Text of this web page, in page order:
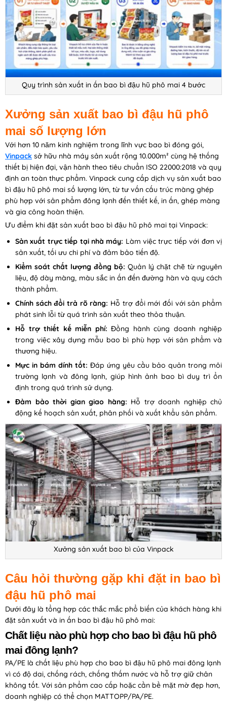
Quy trình sản xuất in ấn bao bì đậu hũ phô mai 4 bước
Xưởng sản xuất bao bì đậu hũ phô
mai số lượng lớn
Với hơn 10 năm kinh nghiệm trong lĩnh vực bao bì đóng gói,
Vinpack sở hữu nhà máy sản xuất rộng 10.000m² cùng hệ thống
thiết bị hiện đại, vận hành theo tiêu chuẩn ISO 22000:2018 và quy
định an toàn thực phẩm. Vinpack cung cấp dịch vụ sản xuất bao
bì đậu hũ phô mai số lượng lớn, từ tư vấn cấu trúc màng ghép
phù hợp với sản phẩm đông lạnh đến thiết kế, in ấn, ghép màng
và gia công hoàn thiện.
Ưu điểm khi đặt sản xuất bao bì đậu hũ phô mai tại Vinpack:
Sản xuất trực tiếp tại nhà máy: Làm việc trực tiếp với đơn vị
sản xuất, tối ưu chi phí và đảm bảo tiến độ.
Kiểm soát chất lượng đồng bộ: Quản lý chặt chẽ từ nguyên
liệu, độ dày màng, màu sắc in ấn đến đường hàn và quy cách
thành phẩm.
Chính sách đổi trả rõ ràng: Hỗ trợ đổi mới đối với sản phẩm
phát sinh lỗi từ quá trình sản xuất theo thỏa thuận.
Hỗ trợ thiết kế miễn phí: Đồng hành cùng doanh nghiệp
trong việc xây dựng mẫu bao bì phù hợp với sản phẩm và
thương hiệu.
Mực in bám dính tốt: Đáp ứng yêu cầu bảo quản trong môi
trường lạnh và đông lạnh, giúp hình ảnh bao bì duy trì ổn
định trong quá trình sử dụng.
Đảm bảo thời gian giao hàng: Hỗ trợ doanh nghiệp chủ
động kế hoạch sản xuất, phân phối và xuất khẩu sản phẩm.
Xưởng sản xuất bao bì của Vinpack
Câu hỏi thường gặp khi đặt in bao bì
đậu hũ phô mai
Dưới đây là tổng hợp các thắc mắc phổ biến của khách hàng khi
đặt sản xuất và in ấn bao bì đậu hũ phô mai:
Chất liệu nào phù hợp cho bao bì đậu hũ phô
mai đông lạnh?
PA/PE là chất liệu phù hợp cho bao bì đậu hũ phô mai đông lạnh
vì có độ dai, chống rách, chống thấm nước và hỗ trợ giữ chân
không tốt. Với sản phẩm cao cấp hoặc cần bề mặt mờ đẹp hơn,
doanh nghiệp có thể chọn MATTOPP/PA/PE.